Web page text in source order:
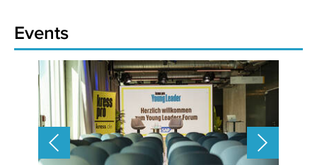
Events